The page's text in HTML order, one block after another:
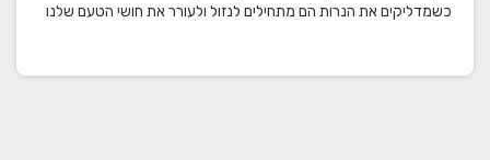
כשמדליקים את הנרות הם מתחילים לנזול ולעורר את חושי הטעם שלנו